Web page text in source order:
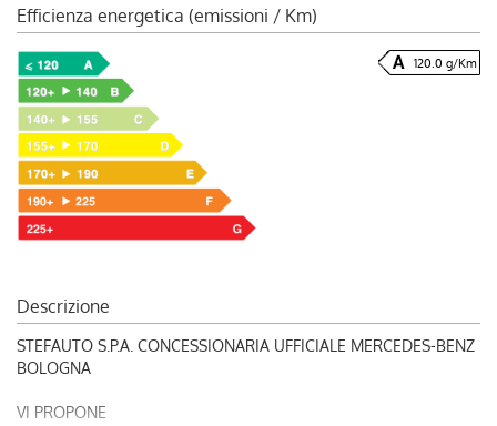
Efficienza energetica (emissioni / Km)
120.0 g/Km
Descrizione
STEFAUTO S.P.A. CONCESSIONARIA UFFICIALE MERCEDES-BENZ
BOLOGNA
VI PROPONE